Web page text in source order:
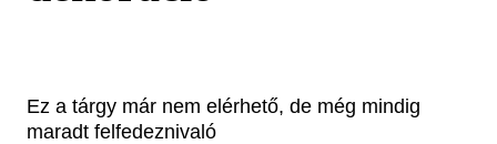
Ez a tárgy már nem elérhető, de még mindig
maradt felfedeznivaló